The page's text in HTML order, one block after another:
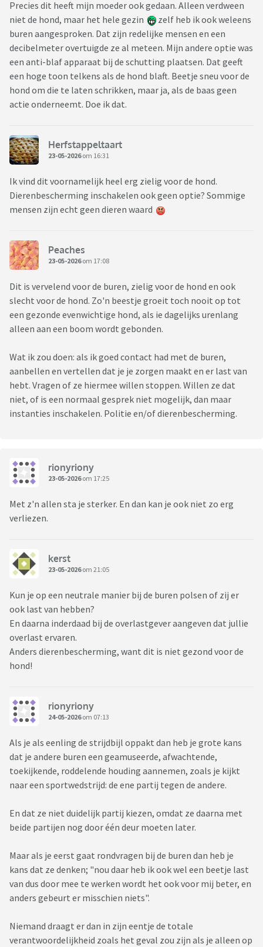
Precies dit heeft mijn moeder ook gedaan. Alleen verdween
niet de hond, maar het hele gezin
zelf heb ik ook weleens
buren aangesproken. Dat zijn redelijke mensen en een
decibelmeter overtuigde ze al meteen. Mijn andere optie was
een anti-blaf apparaat bij de schutting plaatsen. Dat geeft
een hoge toon telkens als de hond blaft. Beetje sneu voor de
hond om die te laten schrikken, maar ja, als de baas geen
actie onderneemt. Doe ik dat.
Herfstappeltaart
23-05-2026om 16:31
Ik vind dit voornamelijk heel erg zielig voor de hond.
Dierenbescherming inschakelen ook geen optie? Sommige
mensen zijn echt geen dieren waard
Peaches
23-05-2026om 17:08
Dit is vervelend voor de buren, zielig voor de hond en ook
slecht voor de hond. Zo'n beestje groeit toch nooit op tot
een gezonde evenwichtige hond, als ie dagelijks urenlang
alleen aan een boom wordt gebonden.
Wat ik zou doen: als ik goed contact had met de buren,
aanbellen en vertellen dat je je zorgen maakt en er last van
hebt. Vragen of ze hiermee willen stoppen. Willen ze dat
niet, of is een normaal gesprek niet mogelijk, dan maar
instanties inschakelen. Politie en/of dierenbescherming.
rionyriony
23-05-2026om 17:25
Met z'n allen sta je sterker. En dan kan je ook niet zo erg
verliezen.
kerst
23-05-2026om 21:05
Kun je op een neutrale manier bij de buren polsen of zij er
ook last van hebben?
En daarna inderdaad bij de overlastgever aangeven dat jullie
overlast ervaren.
Anders dierenbescherming, want dit is niet gezond voor de
hond!
rionyriony
24-05-2026om 07:13
Als je als eenling de strijdbijl oppakt dan heb je grote kans
dat je andere buren een geamuseerde, afwachtende,
toekijkende, roddelende houding aannemen, zoals je kijkt
naar een sportwedstrijd: de ene partij tegen de andere.
En dat ze niet duidelijk partij kiezen, omdat ze daarna met
beide partijen nog door één deur moeten later.
Maar als je eerst gaat rondvragen bij de buren dan heb je
kans dat ze denken; "nou daar heb ik ook wel een beetje last
van dus door mee te werken wordt het ook voor mij beter, en
anders gebeurt er misschien niets".
Niemand draagt er dan in zijn eentje de totale
verantwoordelijkheid zoals het geval zou zijn als je alleen op